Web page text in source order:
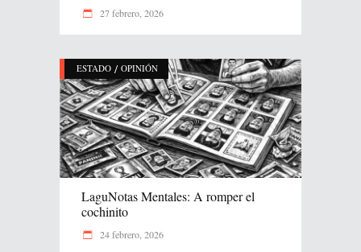
27 febrero, 2026
ESTADO / OPINIÓN
LaguNotas Mentales: A romper el
cochinito
24 febrero, 2026